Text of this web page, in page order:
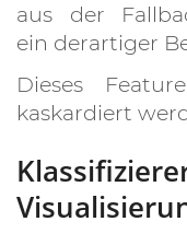
aus der
ein derartiger
Dieses
kaskardiert